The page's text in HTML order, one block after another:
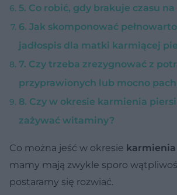
5. Co robić, gdy brakuje czasu
6. Jak skomponować
jadłospis dla matki karmiącej
7. Czy trzeba zrezygnować z
przyprawionych lub mocno
8. Czy w okresie karmienia
zażywać witaminy?
Co można jeść w okresie
mamy mają zwykle sporo
postaramy się rozwiać.